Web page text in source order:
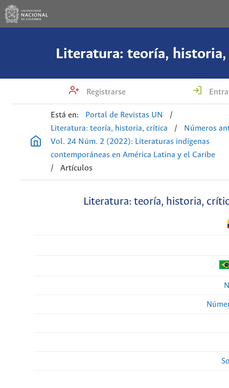
Literatura: teoría,
Registrarse
Está en: Portal de Revistas UN
/
Literatura: teoría, historia, crítica
/
Números
Vol. 24 Núm. 2 (2022): Literaturas indígenas
contemporáneas en América Latina y el Caribe
/
Artículos
Literatura: teoría, historia,